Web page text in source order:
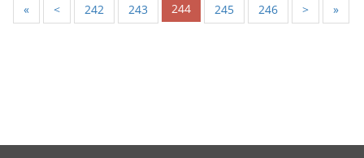
« < 242 243 244 245 246 > »